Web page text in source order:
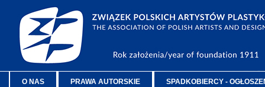
O NAS PRAWA AUTORSKIE SPADKOBIERCY -